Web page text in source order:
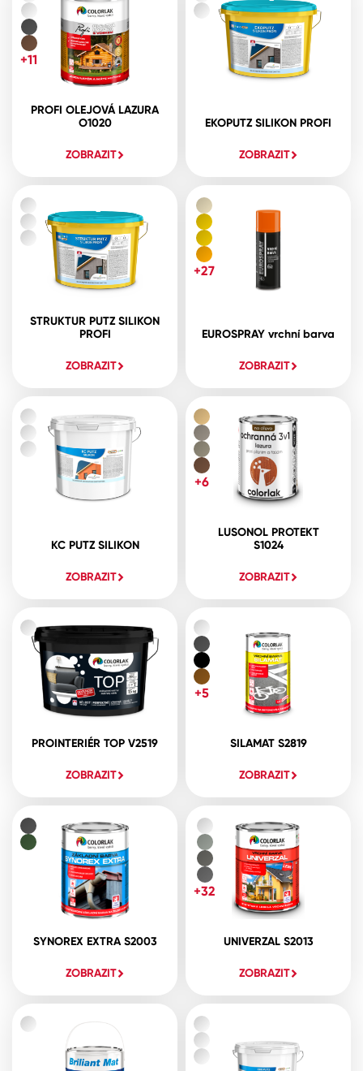
PROFI OLEJOVÁ LAZURA
O1020
ZOBRAZIT
+11
EKOPUTZ SILIKON PROFI
ZOBRAZIT
STRUKTUR PUTZ SILIKON
PROFI
ZOBRAZIT
EUROSPRAY vrchní barva
ZOBRAZIT
+27
KC PUTZ SILIKON
ZOBRAZIT
LUSONOL PROTEKT
S1024
ZOBRAZIT
+6
PROINTERIÉR TOP V2519
ZOBRAZIT
SILAMAT S2819
ZOBRAZIT
+5
SYNOREX EXTRA S2003
ZOBRAZIT
UNIVERZAL S2013
ZOBRAZIT
+32